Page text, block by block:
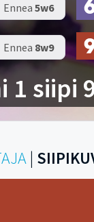
Ennea 5w6
Ennea 8w9
1 siipi
|